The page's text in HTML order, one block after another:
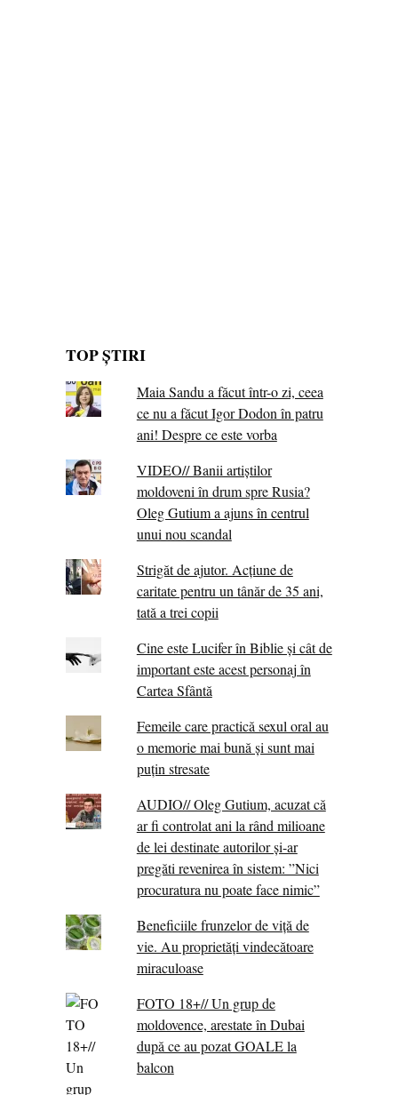
TOP ȘTIRI
Maia Sandu a făcut într-o zi, ceea
ce nu a făcut Igor Dodon în patru
ani! Despre ce este vorba
VIDEO// Banii artiștilor
moldoveni în drum spre Rusia?
Oleg Gutium a ajuns în centrul
unui nou scandal
Strigăt de ajutor. Acțiune de
caritate pentru un tânăr de 35 ani,
tată a trei copii
Cine este Lucifer în Biblie și cât de
important este acest personaj în
Cartea Sfântă
Femeile care practică sexul oral au
o memorie mai bună și sunt mai
puțin stresate
AUDIO// Oleg Gutium, acuzat că
ar fi controlat ani la rând milioane
de lei destinate autorilor și-ar
pregăti revenirea în sistem: ”Nici
procuratura nu poate face nimic”
Beneficiile frunzelor de viță de
vie. Au proprietăţi vindecătoare
miraculoase
FOTO 18+// Un grup de
moldovence, arestate în Dubai
după ce au pozat GOALE la
balcon